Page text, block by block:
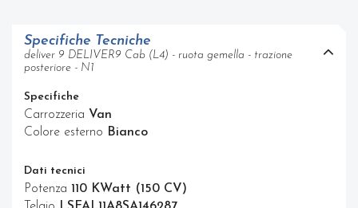
Specifiche Tecniche
deliver 9 DELIVER9 Cab (L4) - ruota gemella - trazione
posteriore - N1
Specifiche
Carrozzeria Van
Colore esterno Bianco
Dati tecnici
Potenza 110 KWatt (150 CV)